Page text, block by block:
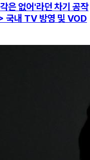
은 없어'라던 차기 공작
국내 TV 방영 및 VOD